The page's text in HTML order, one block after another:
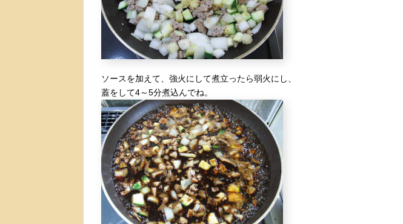
ソースを加えて、強火にして煮立ったら弱火にし、
蓋をして4～5分煮込んでね。